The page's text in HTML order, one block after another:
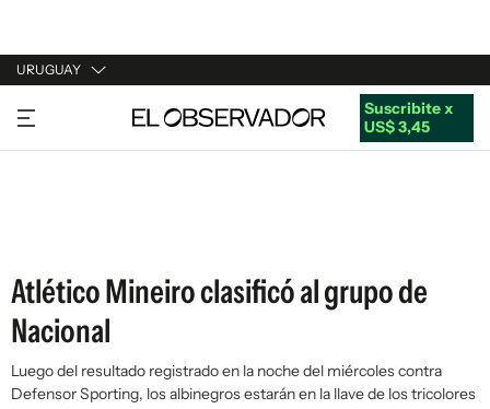
URUGUAY
URUGUAY
ARGENTINA
Suscribite x
US$ 3,45
Atlético Mineiro clasificó al grupo de
Nacional
Luego del resultado registrado en la noche del miércoles contra
Defensor Sporting, los albinegros estarán en la llave de los tricolores